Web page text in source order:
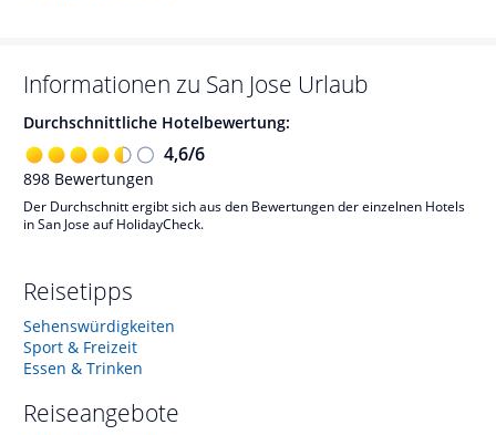
Informationen zu San Jose Urlaub
Durchschnittliche Hotelbewertung:
4,6/6
898 Bewertungen
Der Durchschnitt ergibt sich aus den Bewertungen der einzelnen Hotels
in San Jose auf HolidayCheck.
Reisetipps
Sehenswürdigkeiten
Sport & Freizeit
Essen & Trinken
Reiseangebote